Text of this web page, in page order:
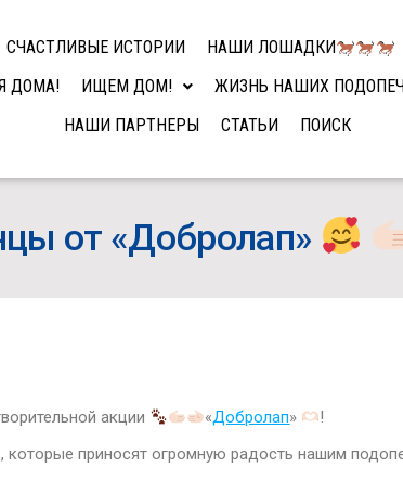
СЧАСТЛИВЫЕ ИСТОРИИ НАШИ ЛОШАДКИ
ДОМА! ИЩЕМ ДОМ! ЖИЗНЬ НАШИХ
НАШИ ПАРТНЕРЫ
СТАТЬИ ПОИСК
от «Добролап»
акции «Добролап»
!
, которые приносят огромную радость нашим